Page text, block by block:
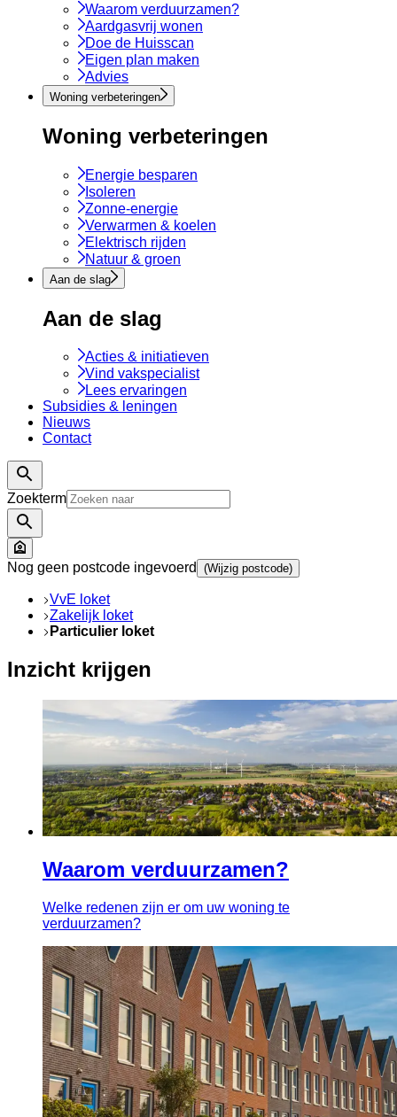
Waarom verduurzamen?
Aardgasvrij wonen
Doe de Huisscan
Eigen plan maken
Advies
Woning verbeteringen
Woning verbeteringen
Energie besparen
Isoleren
Zonne-energie
Verwarmen & koelen
Elektrisch rijden
Natuur & groen
Aan de slag
Aan de slag
Acties & initiatieven
Vind vakspecialist
Lees ervaringen
Subsidies & leningen
Nieuws
Contact
Zoekterm
Nog geen postcode ingevoerd (Wijzig postcode)
VvE loket
Zakelijk loket
Particulier loket
Inzicht krijgen
Waarom verduurzamen?
Welke redenen zijn er om uw woning te
verduurzamen?